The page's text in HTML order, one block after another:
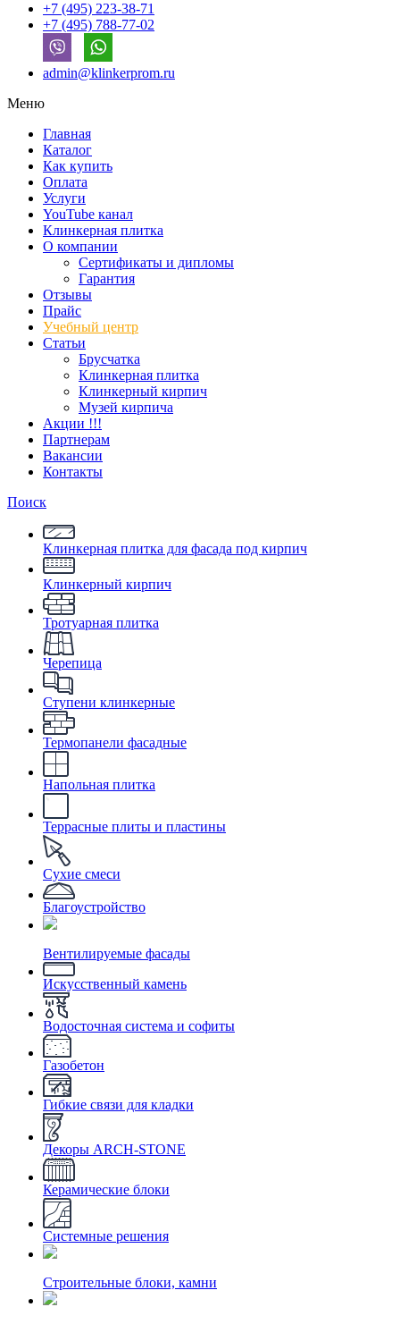
+7 (495) 223-38-71
+7 (495) 788-77-02
admin@klinkerprom.ru
Меню
Главная
Каталог
Как купить
Оплата
Услуги
YouTube канал
Клинкерная плитка
О компании
Сертификаты и дипломы
Гарантия
Отзывы
Прайс
Учебный центр
Статьи
Брусчатка
Клинкерная плитка
Клинкерный кирпич
Музей кирпича
Акции !!!
Партнерам
Вакансии
Контакты
Поиск
Клинкерная плитка для фасада под кирпич
Клинкерный кирпич
Тротуарная плитка
Черепица
Ступени клинкерные
Термопанели фасадные
Напольная плитка
Террасные плиты и пластины
Сухие смеси
Благоустройство
Вентилируемые фасады
Искусственный камень
Водосточная система и софиты
Газобетон
Гибкие связи для кладки
Декоры ARCH-STONE
Керамические блоки
Системные решения
Строительные блоки, камни